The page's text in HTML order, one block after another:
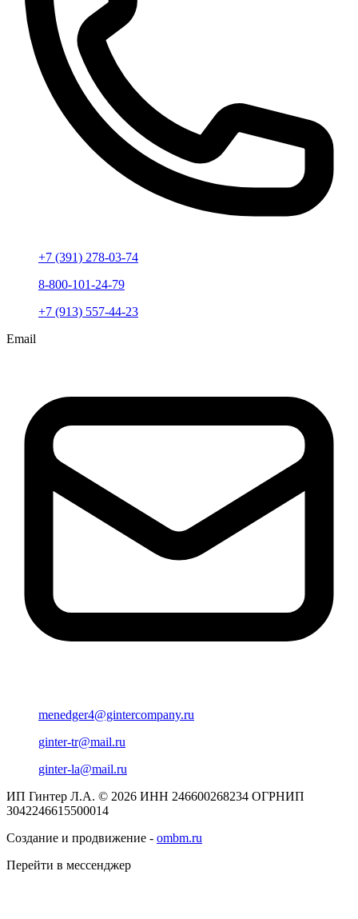
+7 (391) 278-03-74
8-800-101-24-79
+7 (913) 557-44-23
Email
menedger4@gintercompany.ru
ginter-tr@mail.ru
ginter-la@mail.ru
ИП Гинтер Л.А. © 2026 ИНН 246600268234 ОГРНИП
3042246615500014
Создание и продвижение - ombm.ru
Перейти в мессенджер